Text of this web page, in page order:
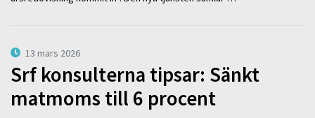
13 mars 2026
Srf konsulterna tipsar: Sänkt
matmoms till 6 procent